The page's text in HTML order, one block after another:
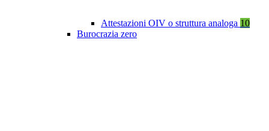
Attestazioni OIV o struttura analoga 10
Burocrazia zero